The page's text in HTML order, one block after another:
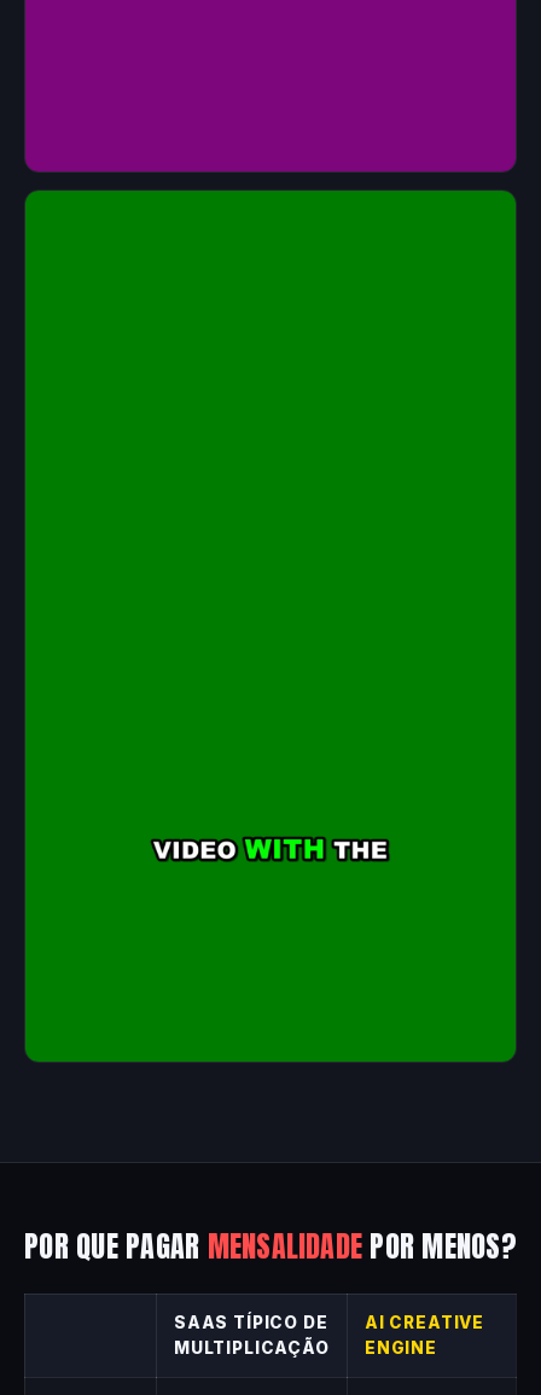
POR QUE PAGAR MENSALIDADEPOR MENOS?
SAAS TÍPICO DE
MULTIPLICAÇÃO
AI CREATIVE
ENGINE